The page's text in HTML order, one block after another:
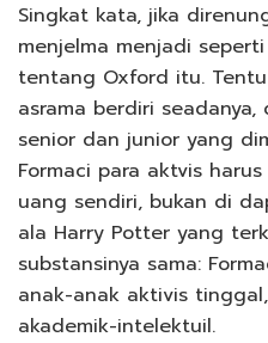
Singkat kata, jika
menjelma menjadi
tentang Oxford itu.
asrama berdiri
senior dan junior yang
Formaci para aktvis
uang sendiri, bukan di
ala Harry Potter yang
substansinya sama:
anak-anak aktivis
akademik-intelektuil.